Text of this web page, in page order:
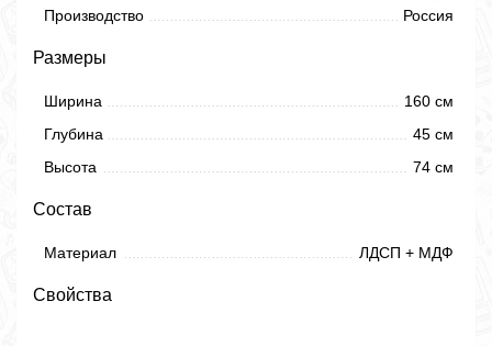
Производство Россия
Размеры
Ширина
160 см
Глубина
45 см
Высота
74 см
Состав
Материал ЛДСП + МДФ
Свойства